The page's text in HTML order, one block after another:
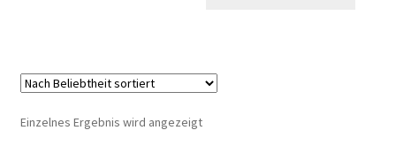
Einzelnes Ergebnis wird angezeigt